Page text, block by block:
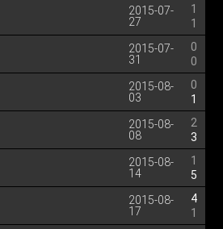
2015-07-
27
1
1
2015-07-
31
0
0
2015-08-
03
0
1
2015-08-
08
2
3
2015-08-
14
1
5
2015-08-
17
4
1